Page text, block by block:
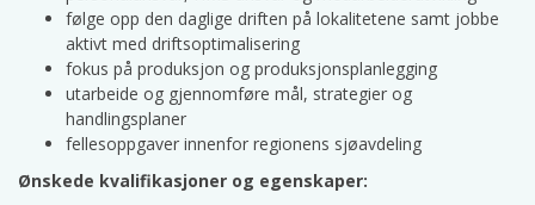
følge opp den daglige driften på lokalitetene samt jobbe
aktivt med driftsoptimalisering
fokus på produksjon og produksjonsplanlegging
utarbeide og gjennomføre mål, strategier og
handlingsplaner
fellesoppgaver innenfor regionens sjøavdeling
Ønskede kvalifikasjoner og egenskaper: